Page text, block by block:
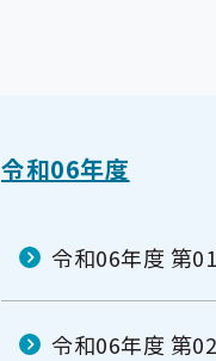
令和06年度
令和06年度 第
令和06年度 第